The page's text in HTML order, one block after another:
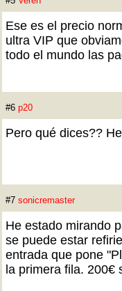
Ese es el precio
ultra VIP que
todo el mundo las
#6 p20
Pero qué dices??
#7 sonicremaster
He estado mirando
se puede estar
entrada que pone
la primera fila. 200€